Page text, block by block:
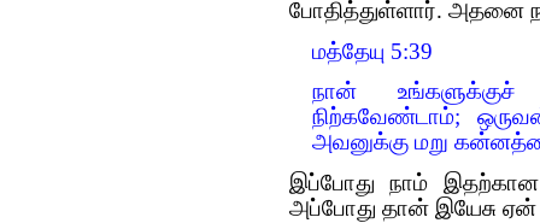
போதித்துள்ளார். அதனை
மத்தேயு 5:39
நான் உங்களுக்குச்
நிற்கவேண்டாம்;
அவனுக்கு மறு
இப்போது நாம்
அப்போது தான் இயேசு ஏன்